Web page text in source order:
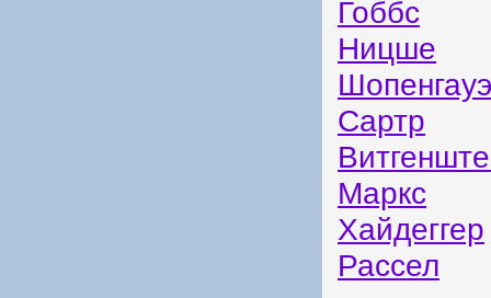
Гоббс
Ницше
Сартр
Маркс
Хайдеггер
Рассел